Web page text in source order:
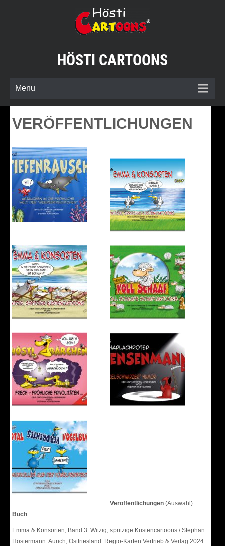
HÖSTI CARTOONS
Menu
VERÖFFENTLICHUNGEN
Veröffentlichungen (Auswahl)
Buch
Emma & Konsorten, Band 3: Witzig, spritzige Küstencartoons / Stephan
Höstermann. Aurich, Ostfriesland: Regio-Karten Vertrieb & Verlag 2024